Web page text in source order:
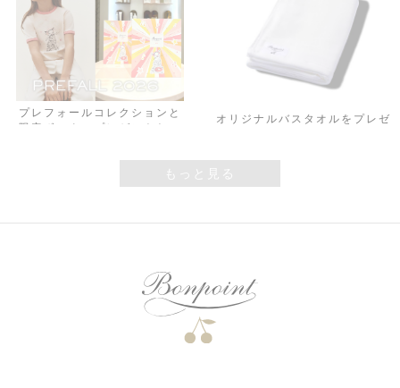
プレフォールコレクションと
限定ボックスプレゼントお知
オリジナルバスタオルをプレゼ
Laundry Bag Gift
4月29日(水)より|全国のブテ
もっと見る